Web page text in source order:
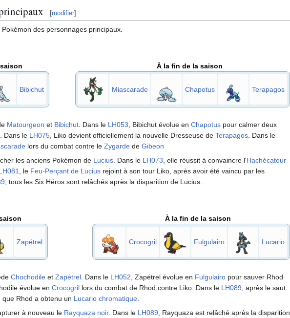
[modifier]
des personnages principaux.
Bibichut
À la fin de la saison
Miascarade Chapotus Terapagos
Matourgeon et Bibichut . Dans le LH053 , Bibichut évolue en Chapotus pour calmer deux
Dans le LH075 , Liko devient officiellement la nouvelle Dresseuse de Terapagos . Dans le
lors du combat contre le Zygarde de Gibeon
les anciens Pokémon de Lucius . Dans le LH073 , elle réussit à convaincre l'Hachécateur
, le Feu-Perçant de Lucius rejoint à son tour Liko, après avoir été vaincu par les
, tous les Six Héros sont relâchés après la disparition de Lucius.
Zapétrel
À la fin de la saison
Crocogril Fulgulairo Lucario
Chochodile et Zapétrel . Dans le LH052 , Zapétrel évolue en Fulgulairo pour sauver Rhod
évolue en Crocogril lors du combat de Rhod contre Liko. Dans le LH089 , après le saut
Rhod a obtenu un Lucario chromatique
à nouveau le Rayquaza noir. Dans le LH089 , Rayquaza est relâché après la disparition